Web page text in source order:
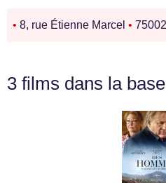
• 8, rue Étienne Marcel •
3 films dans la base